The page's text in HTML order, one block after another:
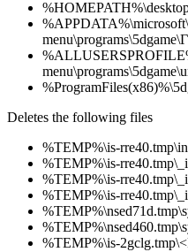
Deletes the following files
%TEMP%\is-
%TEMP%\is-
%TEMP%\is-
%TEMP%\is-
%TEMP%\is-